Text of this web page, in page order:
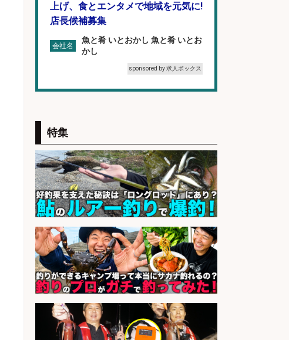
上げ、食とエンタメで地域を元気に!
店長候補募集
会社名
魚と肴 いとおかし 魚と肴 いとお
かし
sponsored by 求人ボックス
の価値を上げ、地域を元気に!店長候
補募集
会社名 酒場あらかぶ 酒場あらかぶ
sponsored by 求人ボックス
和食, 居酒屋/調理見習い・調理補助/
新鮮な魚料理×おでんの和食居酒屋
の若手スタッフ
会社名 サカナのハチベエ 矢場町店
sponsored by 求人ボックス
営業事務/「大津市」釣り具メーカ
ーの物流事務・営業アシスタント/
小野駅徒歩6分/「時給1,300円」/大
特集